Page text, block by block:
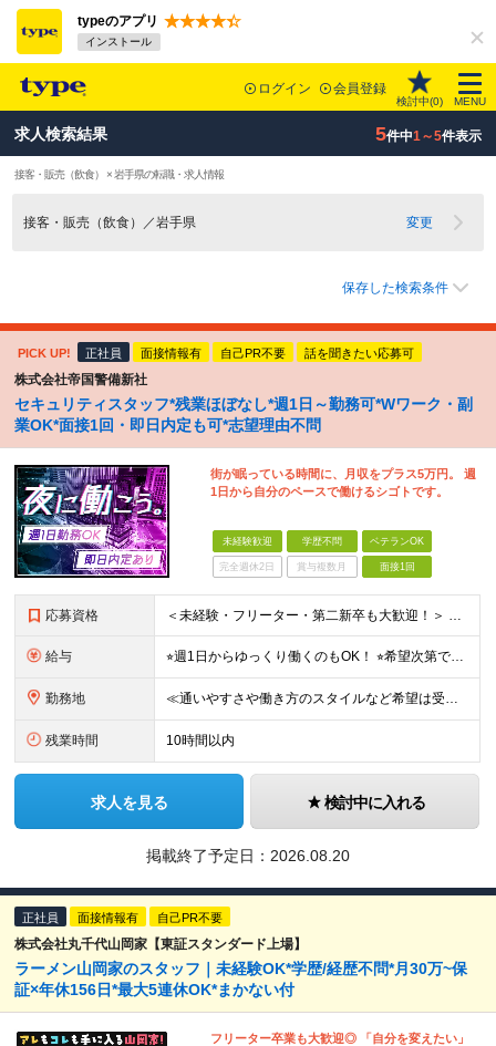
typeのアプリ
インストール
ログイン 会員登録
検討中(0) MENU
求人検索結果 5件中1～5件表示
接客・販売（飲食） × 岩手県の転職・求人情報
接客・販売（飲食）／岩手県 変更
保存した検索条件
PICK UP! 正社員 面接情報有 自己PR不要 話を聞きたい応募可
株式会社帝国警備新社
セキュリティスタッフ*残業ほぼなし*週1日～勤務可*Wワーク・副
業OK*面接1回・即日内定も可*志望理由不問
街が眠っている時間に、月収をプラス5万円。 週
1日から自分のペースで働けるシゴトです。
未経験歓迎 学歴不問 ベテランOK
完全週休2日 賞与複数月 面接1回
応募資格 ＜未経験・フリーター・第二新卒も大歓迎！＞ ※学歴不問 ★堅苦しい志望動機は必要なし！ ★コミュ力に自信がなくてもOK！ ★特別な資格や専門知識は必要ありません！ 【こんな想いをお持ちの方はぜひ
給与 ⭐︎週1日からゆっくり働くのもOK！ ⭐︎希望次第で収入UPも可能！ 当務（当直）／日給21,450円～24,700円 長夜勤／日給13,650円～15,275円 ※支給方法※ 15日締め、25日
勤務地 ≪通いやすさや働き方のスタイルなど希望は受け入れます！》 ★転居を伴う転勤なし ★直行直帰が基本 ★駅チカ・オープニング案件も多数 ・希望に応じて東京都内近郊、ほか神奈川・千葉・埼玉も含め、配属先を
残業時間 10時間以内
求人を見る 検討中に入れる
掲載終了予定日： 2026.08.20
正社員 面接情報有 自己PR不要
株式会社丸千代山岡家【東証スタンダード上場】
ラーメン山岡家のスタッフ｜未経験OK*学歴/経歴不問*月30万~保
証×年休156日*最大5連休OK*まかない付
フリーター卒業も大歓迎◎ 「自分を変えたい」